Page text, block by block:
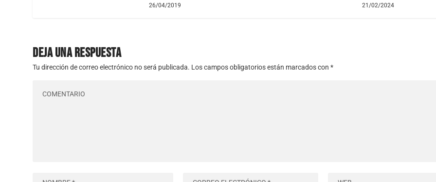
26/04/2019 21/02/2024
DEJA UNA RESPUESTA
Tu dirección de correo electrónico no será publicada. Los campos obligatorios están marcados con*